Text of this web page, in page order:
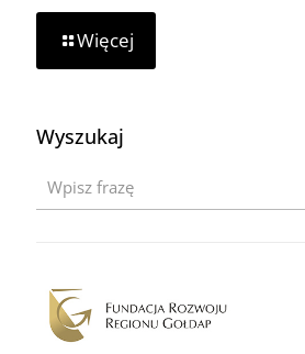
Więcej
Wiosna
–
zaproszenie
Wyszukaj